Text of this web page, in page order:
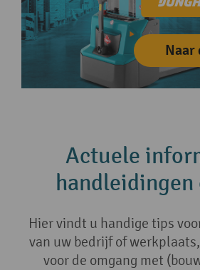
Naar
Actuele
handleidingen
Hier vindt u handige tips
van uw bedrijf of
voor de omgang met